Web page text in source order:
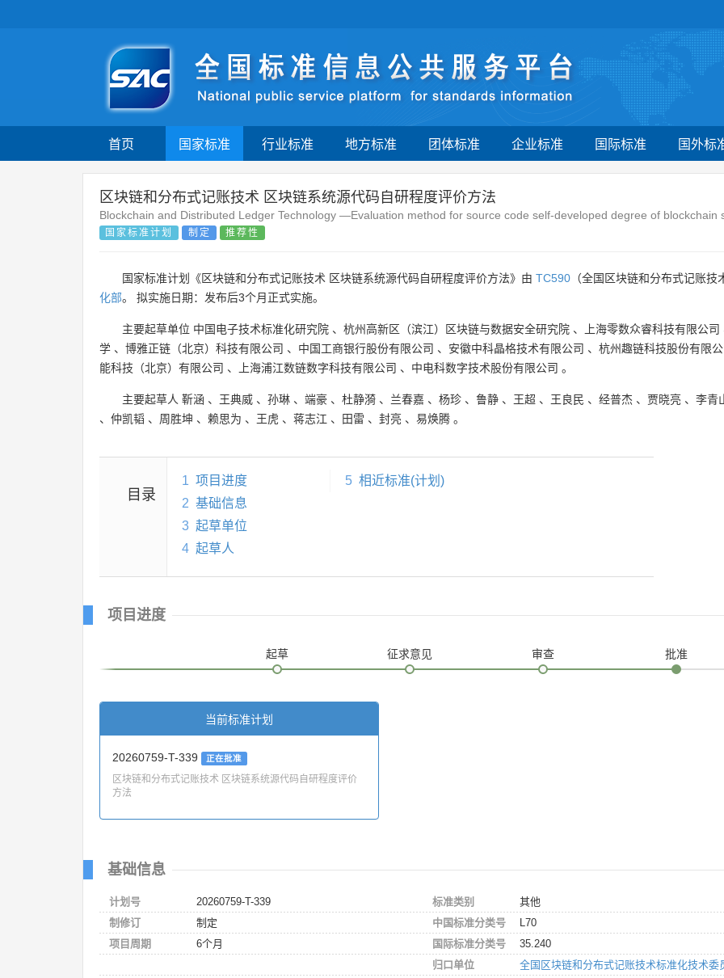
首页 国家标准 行业标准 地方标准 团体标准 企业标准 国际标准 国外标
区块链和分布式记账技术 区块链系统源代码自研程度评价方法
Blockchain and Distributed Ledger Technology —Evaluation method for source code self-developed degree of blockchain
国家标准计划 制定 推荐性
国家标准计划《区块链和分布式记账技术 区块链系统源代码自研程度评价方法》由 TC590 （全国区块链和分布式记账
化部。 拟实施日期：发布后3个月正式实施。
主要起草单位 中国电子技术标准化研究院 、 杭州高新区（滨江）区块链与数据安全研究院 、 上海零数众睿科技有限公司
学 、 博雅正链（北京）科技有限公司 、 中国工商银行股份有限公司 、 安徽中科晶格技术有限公司 、 杭州趣链科技股份有限公
能科技（北京）有限公司 、 上海浦江数链数字科技有限公司 、 中电科数字技术股份有限公司 。
主要起草人 靳涵 、 王典威 、 孙琳 、 端豪 、 杜静漪 、 兰春嘉 、 杨珍 、 鲁静 、 王超 、 王良民 、 经普杰 、 贾晓亮 、 李青
、 仲凯韬 、 周胜坤 、 赖思为 、 王虎 、 蒋志江 、 田雷 、 封亮 、 易焕腾 。
目录
1 项目进度
2 基础信息
3 起草单位
4 起草人
5 相近标准(计划)
项目进度
起草 征求意见 审查 批准
当前标准计划
20260759-T-339 正在批准
区块链和分布式记账技术 区块链系统源代码自研程度评价
方法
基础信息
计划号
20260759-T-339
制修订
制定
项目周期
6个月
标准类别
其他
中国标准分类号
L70
国际标准分类号
35.240
归口单位
全国区块链和分布式记账技术标准化技术委